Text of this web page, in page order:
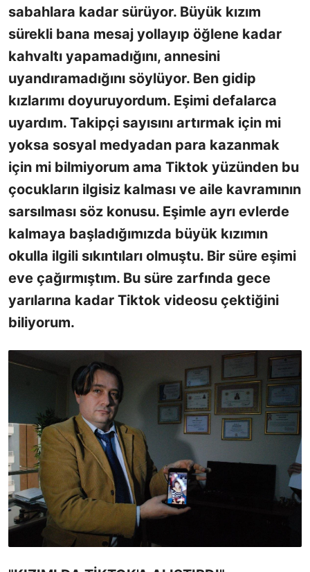
sabahlara kadar sürüyor. Büyük kızım
sürekli bana mesaj yollayıp öğlene kadar
kahvaltı yapamadığını, annesini
uyandıramadığını söylüyor. Ben gidip
kızlarımı doyuruyordum. Eşimi defalarca
uyardım. Takipçi sayısını artırmak için mi
yoksa sosyal medyadan para kazanmak
için mi bilmiyorum ama Tiktok yüzünden bu
çocukların ilgisiz kalması ve aile kavramının
sarsılması söz konusu. Eşimle ayrı evlerde
kalmaya başladığımızda büyük kızımın
okulla ilgili sıkıntıları olmuştu. Bir süre eşimi
eve çağırmıştım. Bu süre zarfında gece
yarılarına kadar Tiktok videosu çektiğini
biliyorum.